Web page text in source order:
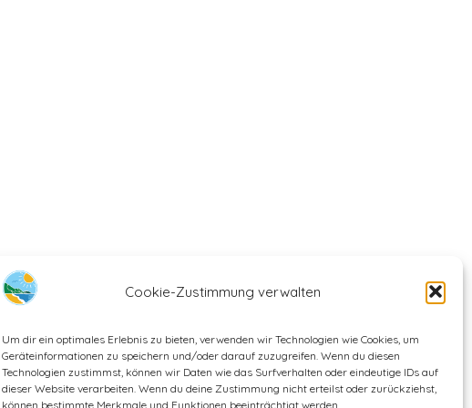
Cookie-Zustimmung verwalten
Um dir ein optimales Erlebnis zu bieten, verwenden wir Technologien wie Cookies, um
Geräteinformationen zu speichern und/oder darauf zuzugreifen. Wenn du diesen
Technologien zustimmst, können wir Daten wie das Surfverhalten oder eindeutige IDs auf
dieser Website verarbeiten. Wenn du deine Zustimmung nicht erteilst oder zurückziehst,
können bestimmte Merkmale und Funktionen beeinträchtigt werden.